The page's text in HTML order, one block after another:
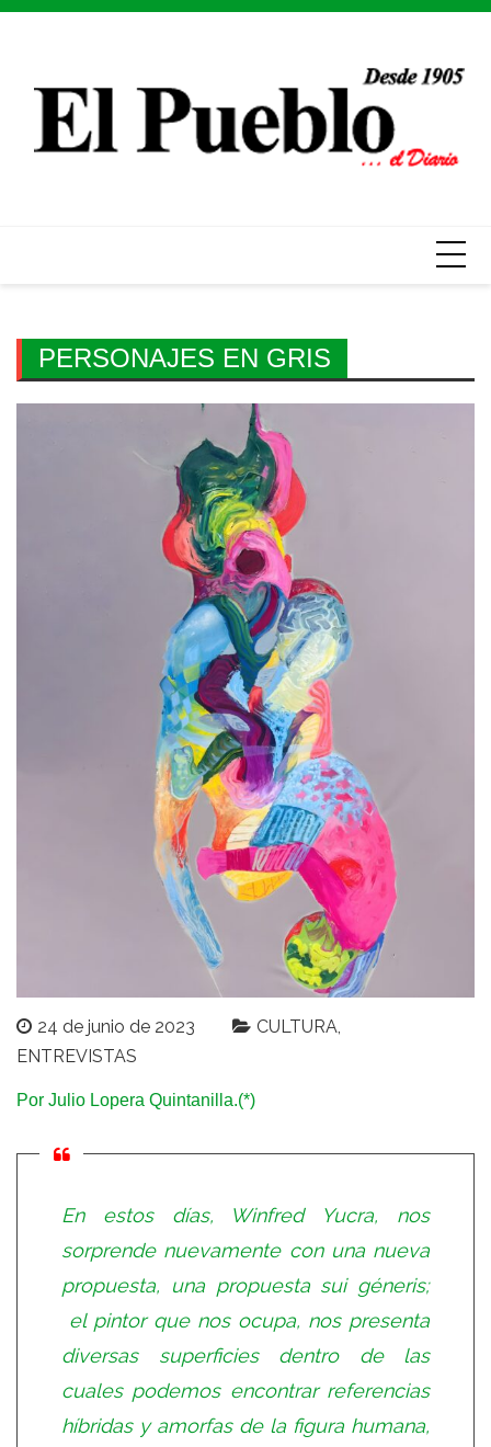
Skip
PERSONAJES EN GRIS
24 de junio de 2023
CULTURA
ENTREVISTAS
Por Julio Lopera Quintanilla.(*)
En estos días, Winfred Yucra, nos
sorprende nuevamente con una nueva
propuesta, una propuesta sui géneris;
el pintor que nos ocupa, nos presenta
diversas superficies dentro de las
cuales podemos encontrar referencias
híbridas y amorfas de la figura humana,